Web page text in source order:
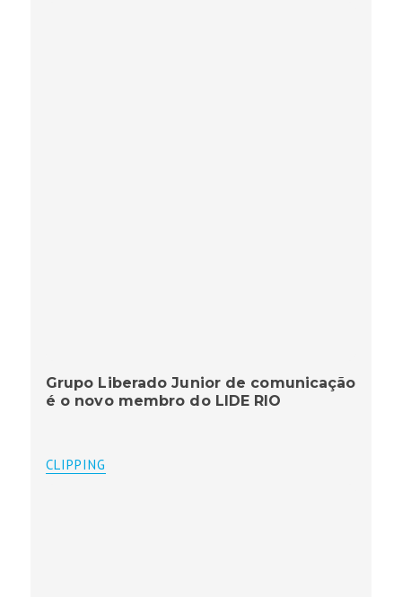
Grupo Liberado Junior de comunicação
é o novo membro do LIDE RIO
CLIPPING